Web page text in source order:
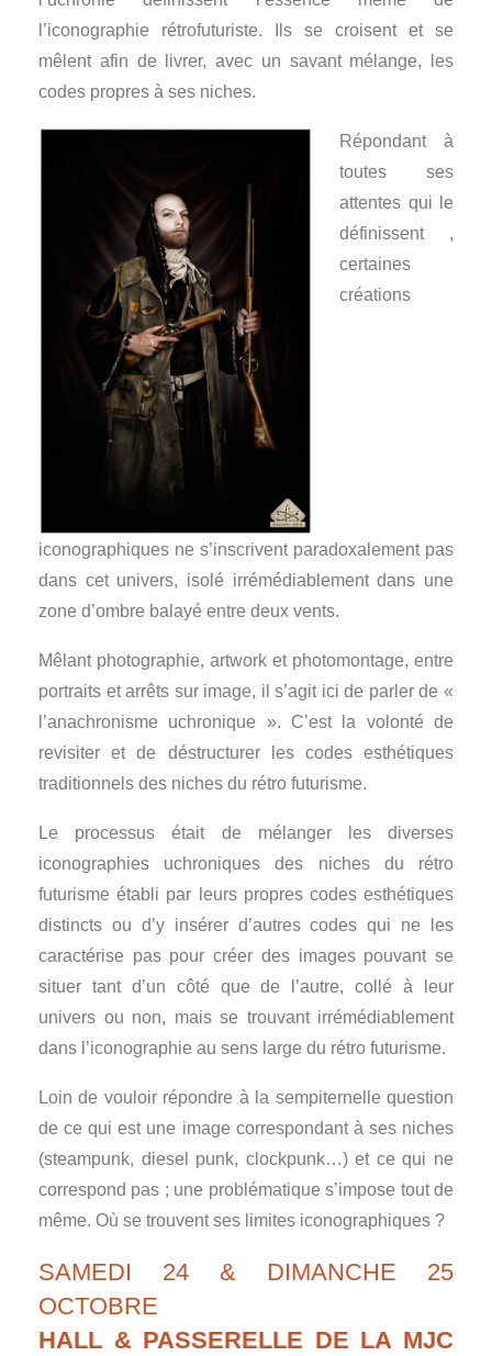
l’iconographie rétrofuturiste. Ils se croisent et se
mêlent afin de livrer, avec un savant mélange, les
codes propres à ses niches.
Répondant à
toutes ses
attentes qui le
définissent ,
certaines
créations
iconographiques ne s’inscrivent paradoxalement pas
dans cet univers, isolé irrémédiablement dans une
zone d’ombre balayé entre deux vents.
Mêlant photographie, artwork et photomontage, entre
portraits et arrêts sur image, il s’agit ici de parler de «
l’anachronisme uchronique ». C’est la volonté de
revisiter et de déstructurer les codes esthétiques
traditionnels des niches du rétro futurisme.
Le processus était de mélanger les diverses
iconographies uchroniques des niches du rétro
futurisme établi par leurs propres codes esthétiques
distincts ou d’y insérer d’autres codes qui ne les
caractérise pas pour créer des images pouvant se
situer tant d’un côté que de l’autre, collé à leur
univers ou non, mais se trouvant irrémédiablement
dans l’iconographie au sens large du rétro futurisme.
Loin de vouloir répondre à la sempiternelle question
de ce qui est une image correspondant à ses niches
(steampunk, diesel punk, clockpunk…) et ce qui ne
correspond pas ; une problématique s’impose tout de
même. Où se trouvent ses limites iconographiques ?
SAMEDI 24 & DIMANCHE 25
OCTOBRE
HALL & PASSERELLE DE LA MJC